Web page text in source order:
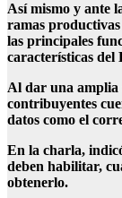
Así mismo y ante
ramas
las principales
características
Al dar una amplia
contribuyentes
datos como el
En la charla,
deben habilitar,
obtenerlo.